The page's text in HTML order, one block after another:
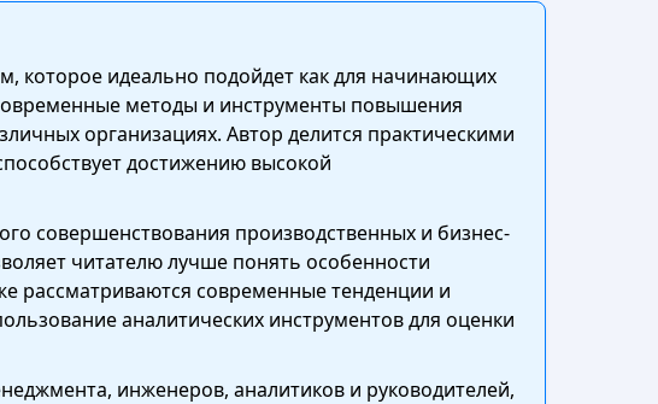
которое идеально подойдет как для начинающих
методы и инструменты повышения
организациях. Автор делится практическими
достижению высокой
совершенствования производственных и бизнес-
читателю лучше понять особенности
рассматриваются современные тенденции и
аналитических инструментов для оценки
инженеров, аналитиков и руководителей,